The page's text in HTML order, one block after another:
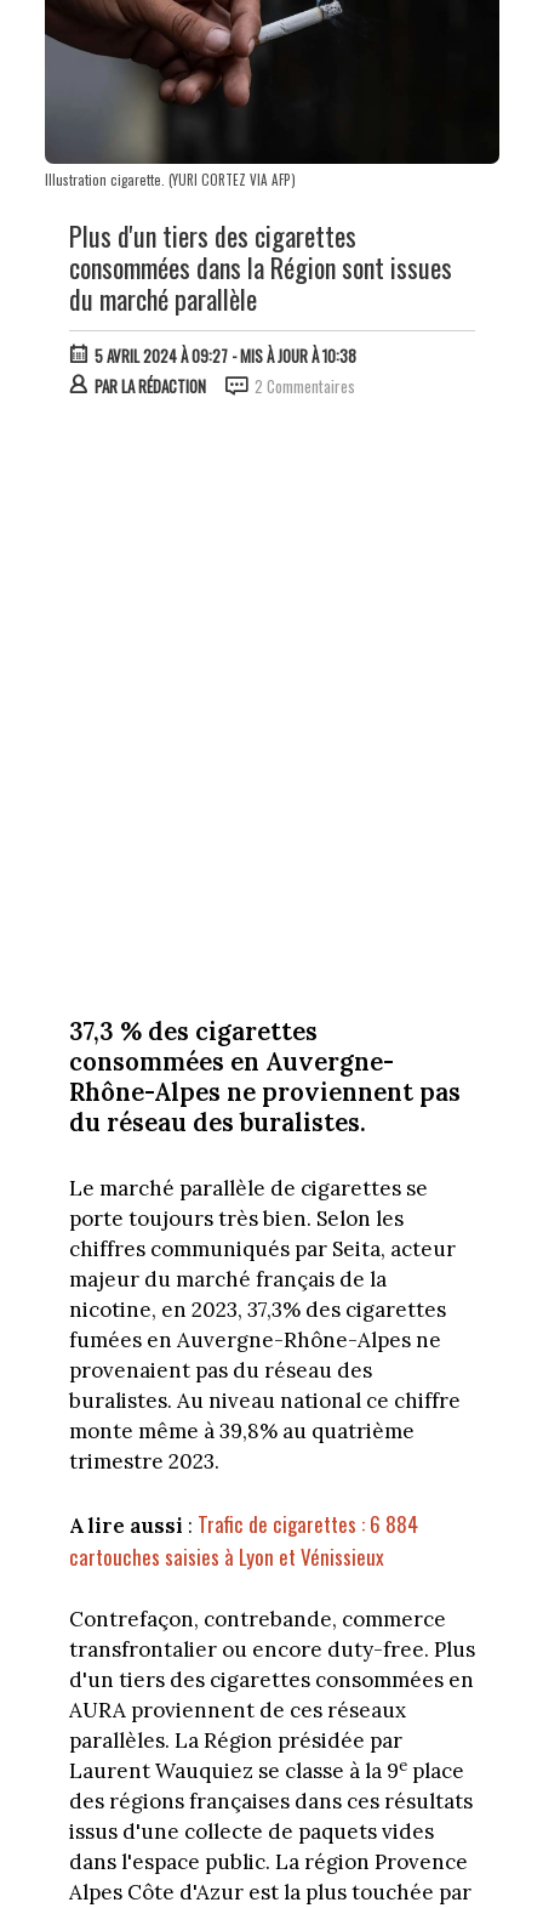
Illustration cigarette. (YURI CORTEZ VIA AFP)
Plus d'un tiers des cigarettes
consommées dans la Région sont issues
du marché parallèle
5 AVRIL 2024 À 09:27- MIS À JOUR À 10:38
PARLA RÉDACTION 2 Commentaires
37,3 % des cigarettes
consommées en Auvergne-
Rhône-Alpes ne proviennent pas
du réseau des buralistes.
Le marché parallèle de cigarettes se
porte toujours très bien. Selon les
chiffres communiqués par Seita, acteur
majeur du marché français de la
nicotine, en 2023, 37,3% des cigarettes
fumées en Auvergne-Rhône-Alpes ne
provenaient pas du réseau des
buralistes. Au niveau national ce chiffre
monte même à 39,8% au quatrième
trimestre 2023.
A lire aussi : Trafic de cigarettes : 6 884
cartouches saisies à Lyon et Vénissieux
Contrefaçon, contrebande, commerce
transfrontalier ou encore duty-free. Plus
d'un tiers des cigarettes consommées en
AURA proviennent de ces réseaux
parallèles. La Région présidée par
Laurent Wauquiez se classe à la 9eplace
des régions françaises dans ces résultats
issus d'une collecte de paquets vides
dans l'espace public. La région Provence
Alpes Côte d'Azur est la plus touchée par